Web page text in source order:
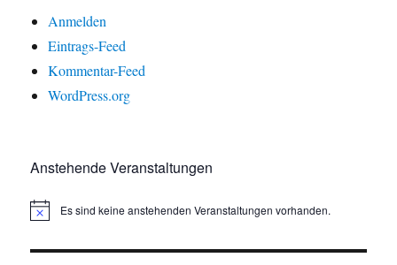
Anmelden
Eintrags-Feed
Kommentar-Feed
WordPress.org
Anstehende Veranstaltungen
H
Es sind keine anstehenden Veranstaltungen vorhanden.